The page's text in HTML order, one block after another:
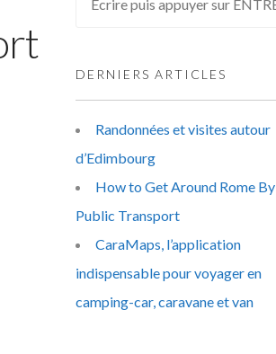
DERNIERS ARTICLES
Randonnées et visites autour
d’Edimbourg
How to Get Around Rome By
Public Transport
CaraMaps, l’application
indispensable pour voyager en
camping-car, caravane et van